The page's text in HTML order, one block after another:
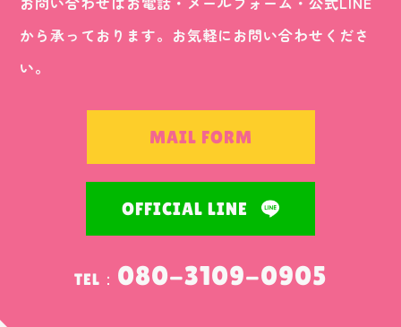
から承っております。お気軽にお問い合わせくださ
い。
MAIL FORM
OFFICIAL LINE
TEL： 080-3109-0905